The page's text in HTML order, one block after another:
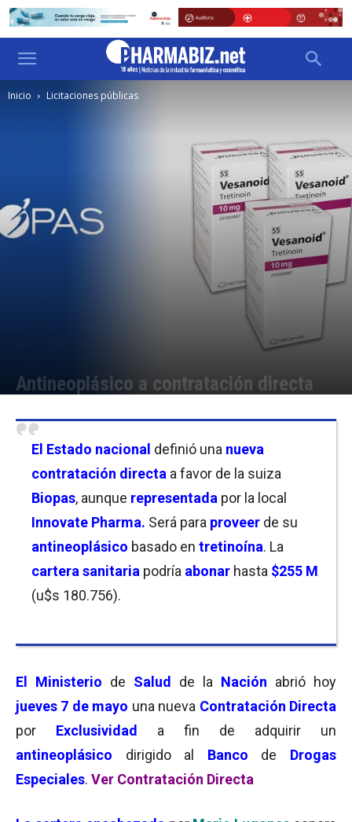
Inicio Licitaciones públicas
Antineoplásico a contratación directa
El Estado nacional definió una nueva
contratación directa a favor de la suiza
Biopas, aunque representada por la local
Innovate Pharma. Será para proveer de su
antineoplásico basado en tretinoína. La
cartera sanitaria podría abonar hasta $255 M
(u$s 180.756).
El Ministerio de Salud de la Nación abrió hoy
jueves 7 de mayo una nueva Contratación Directa
por Exclusividad
a fin de adquirir un
antineoplásico dirigido al Banco de Drogas
Especiales. Ver Contratación Directa